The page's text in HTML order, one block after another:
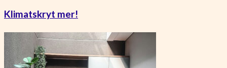
Klimatskryt mer!